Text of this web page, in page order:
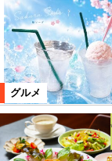
グルメ